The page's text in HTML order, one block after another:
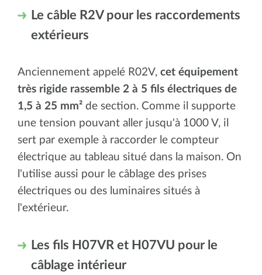
Le câble R2V pour les raccordements
extérieurs
Anciennement appelé R02V, cet équipement
très rigide rassemble 2 à 5 fils électriques de
1,5 à 25 mm² de section. Comme il supporte
une tension pouvant aller jusqu'à 1000 V, il
sert par exemple à raccorder le compteur
électrique au tableau situé dans la maison. On
l'utilise aussi pour le câblage des prises
électriques ou des luminaires situés à
l'extérieur.
Les fils H07VR et H07VU pour le
câblage intérieur